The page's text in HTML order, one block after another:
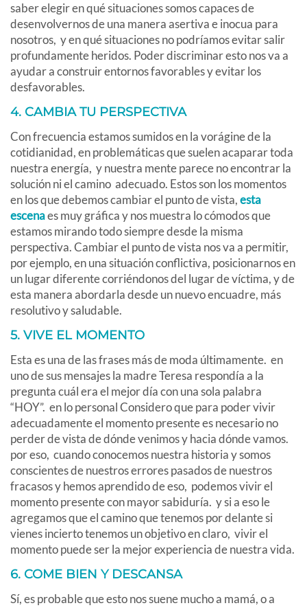
saber elegir en qué situaciones somos capaces de
desenvolvernos de una manera asertiva e inocua para
nosotros, y en qué situaciones no podríamos evitar salir
profundamente heridos. Poder discriminar esto nos va a
ayudar a construir entornos favorables y evitar los
desfavorables.
4. CAMBIA TU PERSPECTIVA
Con frecuencia estamos sumidos en la vorágine de la
cotidianidad, en problemáticas que suelen acaparar toda
nuestra energía, y nuestra mente parece no encontrar la
solución ni el camino adecuado. Estos son los momentos
en los que debemos cambiar el punto de vista,esta
escenaes muy gráfica y nos muestra lo cómodos que
estamos mirando todo siempre desde la misma
perspectiva. Cambiar el punto de vista nos va a permitir,
por ejemplo, en una situación conflictiva, posicionarnos en
un lugar diferente corriéndonos del lugar de víctima, y de
esta manera abordarla desde un nuevo encuadre, más
resolutivo y saludable.
5. VIVE EL MOMENTO
Esta es una de las frases más de moda últimamente. en
uno de sus mensajes la madre Teresa respondía a la
pregunta cuál era el mejor día con una sola palabra
“HOY”. en lo personal Considero que para poder vivir
adecuadamente el momento presente es necesario no
perder de vista de dónde venimos y hacia dónde vamos.
por eso, cuando conocemos nuestra historia y somos
conscientes de nuestros errores pasados de nuestros
fracasos y hemos aprendido de eso, podemos vivir el
momento presente con mayor sabiduría. y si a eso le
agregamos que el camino que tenemos por delante si
vienes incierto tenemos un objetivo en claro, vivir el
momento puede ser la mejor experiencia de nuestra vida.
6. COME BIEN Y DESCANSA
Sí, es probable que esto nos suene mucho a mamá, o a